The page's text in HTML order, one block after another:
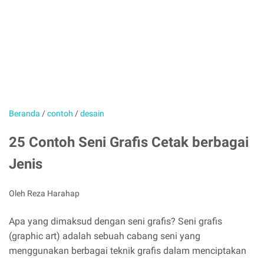
Beranda /contoh /desain
25 Contoh Seni Grafis Cetak berbagai
Jenis
Oleh Reza Harahap
Apa yang dimaksud dengan seni grafis? Seni grafis
(graphic art) adalah sebuah cabang seni yang
menggunakan berbagai teknik grafis dalam menciptakan